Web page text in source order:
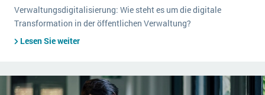
Verwaltungsdigitalisierung: Wie steht es um die digitale
Transformation in der öffentlichen Verwaltung?
Lesen Sie weiter